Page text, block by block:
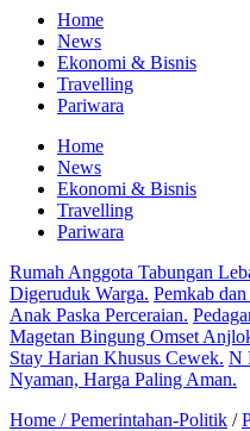
Home
News
Ekonomi & Bisnis
Travelling
Pariwara
Home
News
Ekonomi & Bisnis
Travelling
Pariwara
Rumah Anggota Tabungan
Digeruduk Warga. Pemkab
Anak Paska Perceraian.
Magetan Bingung Omset
Stay Harian Khusus Cewek. N
Nyaman, Harga Paling Aman.
Home /Pemerintahan-Politik /